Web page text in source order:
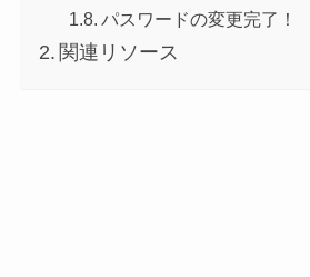
パスワードの変更完了！
関連リソース